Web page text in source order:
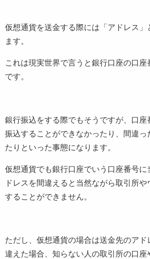
仮想通貨を送金する際には「アドレス」
ます。
これは現実世界で言うと銀行口座の口
です。
銀行振込をする際でもそうですが、口座
振込することができなかったり、間違っ
たりといった事態になります。
仮想通貨でも銀行口座でいう口座番号に
ドレスを間違えると当然ながら取引所
することができません。
ただし、仮想通貨の場合は送金先のアド
違えた場合、知らない人の取引所の口座